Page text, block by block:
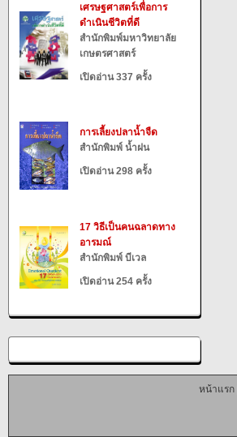
เศรษฐศาสตร์เพื่อการ
ดำเนินชีวิตที่ดี
สำนักพิมพ์มหาวิทยาลัย
เกษตรศาสตร์
เปิดอ่าน 337 ครั้ง
การเลี้ยงปลาน้ำจืด
สำนักพิมพ์ น้ำฝน
เปิดอ่าน 298 ครั้ง
17 วิธีเป็นคนฉลาดทาง
อารมณ์
สำนักพิมพ์ บีเวล
เปิดอ่าน 254 ครั้ง
หน้าแรก|